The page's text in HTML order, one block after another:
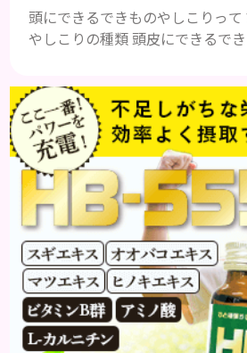
頭にできるできものやしこりっ
やしこりの種類 頭皮にできるで
も違いますし、症状や種類によ
はどんな病気なのか、よりも、ど
のやしこりがあるのかを解説いき
存知の方もいらっしゃるかと思
う、と読みます。これは表皮や
す。表皮は0.2mmほ...